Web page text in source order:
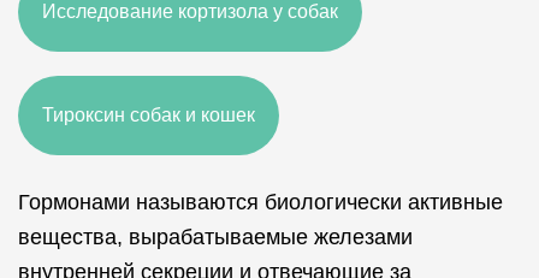
Исследование кортизола у собак
Тироксин собак и кошек
Гормонами называются биологически активные
вещества, вырабатываемые железами
внутренней секреции и отвечающие за